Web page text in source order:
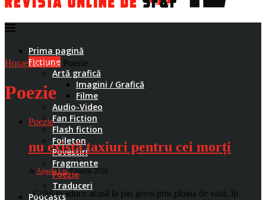
Prima pagină
Ficțiune
Artă grafică
Imagini / Grafică
Filme
Audio-Video
Fan Fiction
Flash fiction
Foileton
Povestiri
Fragmente
Poezie
Traduceri
Podcasts
Home Ficțiune Poezie
Poezie
Poezie
nu există taxiuri pentru cei morți
de Angela Liu 6 martie 2026
Calul te aduce acasă la pas greoi prin ploaia de vară, îți